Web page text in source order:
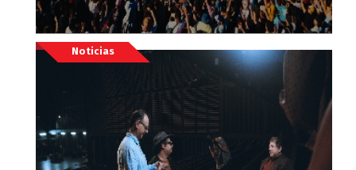
Noticias